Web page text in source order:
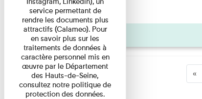
Actualité
«
service permettant de
rendre les documents plus
attractifs (Calameo). Pour
en savoir plus sur les
traitements de données à
caractère personnel mis en
œuvre par le Département
des Hauts-de-Seine,
consultez notre politique de
protection des données.